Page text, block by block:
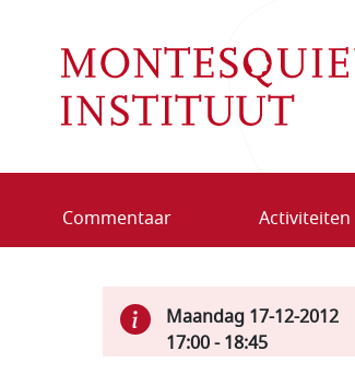
Commentaar Activiteiten
Maandag 17-12-2012
17:00-18:45